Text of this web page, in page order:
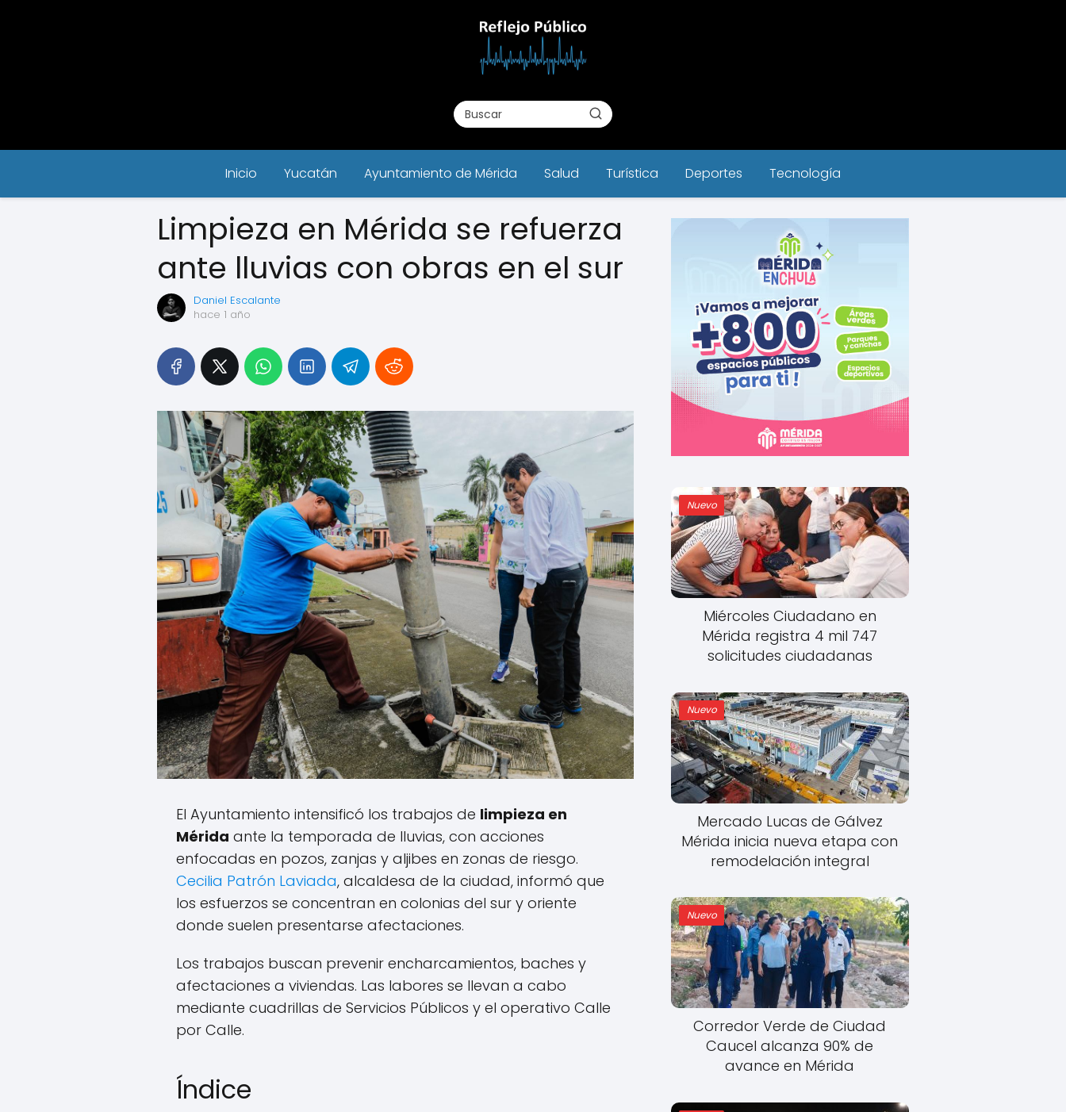
Inicio Yucatán Ayuntamiento de Mérida Salud Turística Deportes Tecnología
Limpieza en Mérida se refuerza
ante lluvias con obras en el sur
Daniel Escalante
hace 1 año
El Ayuntamiento intensificó los trabajos de limpieza en
Mérida ante la temporada de lluvias, con acciones
enfocadas en pozos, zanjas y aljibes en zonas de riesgo.
Cecilia Patrón Laviada, alcaldesa de la ciudad, informó que
los esfuerzos se concentran en colonias del sur y oriente
donde suelen presentarse afectaciones.
Los trabajos buscan prevenir encharcamientos, baches y
afectaciones a viviendas. Las labores se llevan a cabo
mediante cuadrillas de Servicios Públicos y el operativo Calle
por Calle.
Índice
Nuevo
Miércoles Ciudadano en
Mérida registra 4 mil 747
solicitudes ciudadanas
Nuevo
Mercado Lucas de Gálvez
Mérida inicia nueva etapa con
remodelación integral
Nuevo
Corredor Verde de Ciudad
Caucel alcanza 90% de
avance en Mérida